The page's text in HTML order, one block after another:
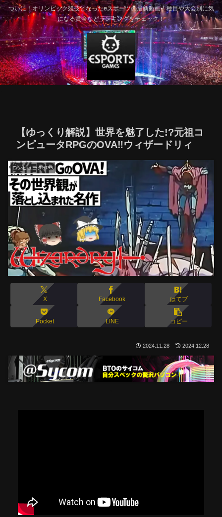
ついに！オリンピック競技となったeスポーツの最新動画！種目や大会別に気
になる賞金などランキングをチェック！
【ゆっくり解説】世界を魅了した!?元祖コ
ンピュータRPGのOVA‼ウィザードリィ
コンピュータRPG
X Facebook はてブ
Pocket LINE コピー
2024.11.28 2024.12.28